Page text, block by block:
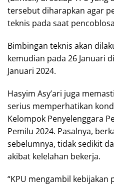
tersebut diharapkan agar
teknis pada saat
Bimbingan teknis akan
kemudian pada 26 Januari
Januari 2024.
Hasyim Asy’ari juga
serius memperhatikan
Kelompok Penyelenggara
Pemilu 2024. Pasalnya,
sebelumnya, tidak sedikit
akibat kelelahan bekerja.
“KPU mengambil kebijakan